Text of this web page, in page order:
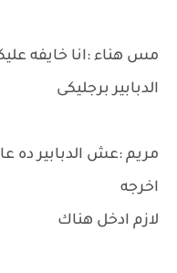
مس هناء :انا خايفه
الدبابير برجليكى
مريم :عش الدبابير ده
اخرجه
لازم ادخل هناك